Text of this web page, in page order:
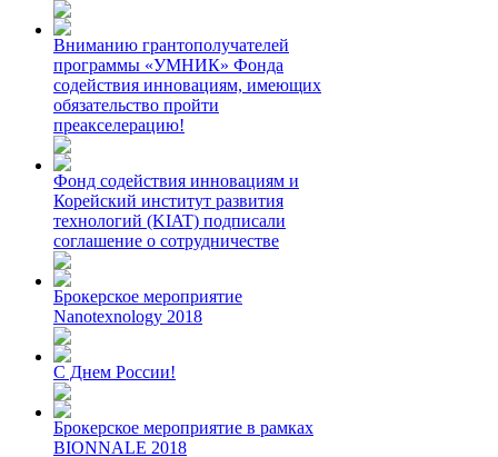
Вниманию грантополучателей
программы «УМНИК» Фонда
содействия инновациям, имеющих
обязательство пройти
преакселерацию!
Фонд содействия инновациям и
Корейский институт развития
технологий (KIAT) подписали
соглашение о сотрудничестве
Брокерское мероприятие
Nanotexnology 2018
С Днем России!
Брокерское мероприятие в рамках
BIONNALE 2018